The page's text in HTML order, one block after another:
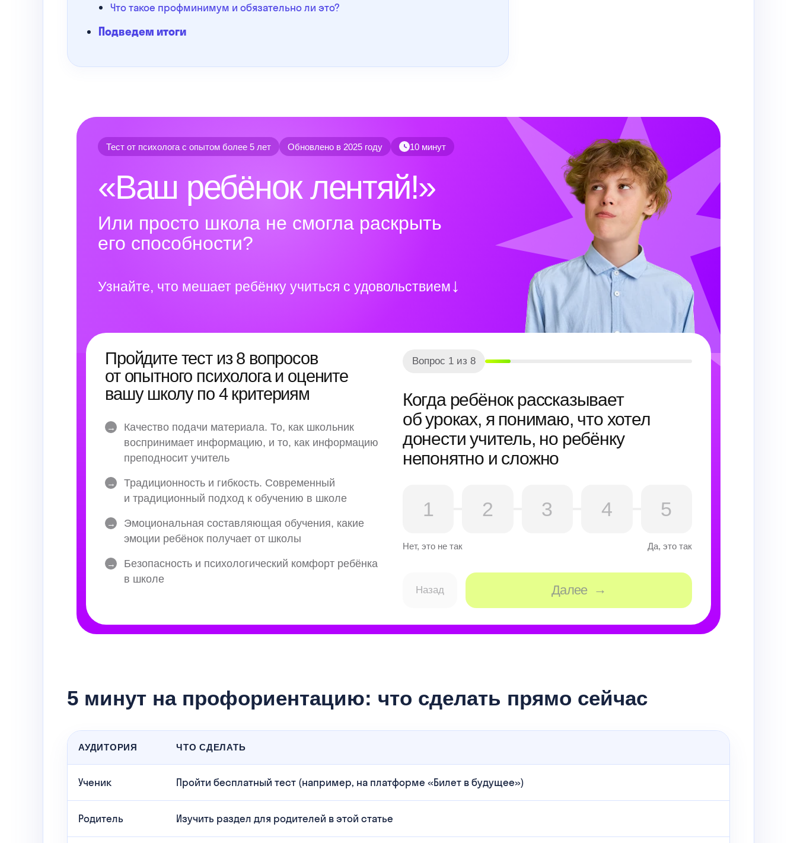
Что такое профминимум и обязательно ли это?
Подведем итоги
5 минут на профориентацию: что сделать прямо сейчас
АУДИТОРИЯ ЧТО СДЕЛАТЬ
Ученик Пройти бесплатный тест (например, на платформе «Билет в будущее»)
Родитель Изучить раздел для родителей в этой статье
online